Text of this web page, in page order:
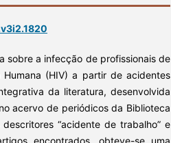
sobre a infecção de profissionais de
(HIV) a partir de acidentes
da literatura, desenvolvida
acervo de periódicos da Biblioteca
“acidente de trabalho” e
encontrados, obteve-se uma